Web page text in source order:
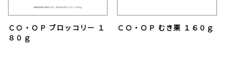
ＣＯ・ＯＰ ブロッコリー １
８０ｇ
ＣＯ・ＯＰ むき栗 １６０ｇ